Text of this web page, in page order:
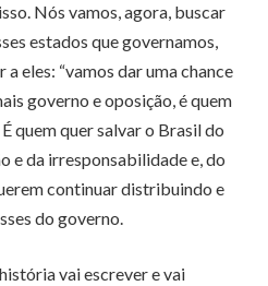
Nós vamos, agora, buscar
estados que governamos,
eles: “vamos dar uma chance
governo e oposição, é quem
quem quer salvar o Brasil do
e da irresponsabilidade e, do
continuar distribuindo e
do governo.
vai escrever e vai